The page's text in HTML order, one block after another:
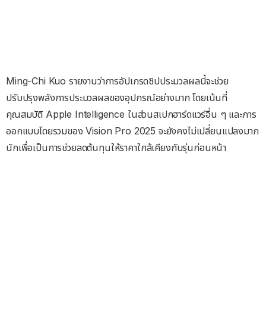
Ming-Chi Kuo รายงานว่าการอัปเกรดชิปประมวลผลนี้จะช่วย
ปรับปรุงพลังการประมวลผลของอุปกรณ์อย่างมาก โดยเน้นที่
คุณสมบัติ Apple Intelligence ในส่วนสเปกฮาร์ดแวร์อื่น ๆ และการ
ออกแบบโดยรวมของ Vision Pro 2025 จะยังคงไม่เปลี่ยนแปลงมาก
นักเพื่อเป็นการช่วยลดต้นทุนให้ราคาใกล้เคียงกับรุ่นก่อนหน้า